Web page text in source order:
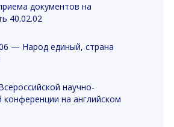
документов на
40.02.02
— Народ единый, страна
научно-
конференции на английском